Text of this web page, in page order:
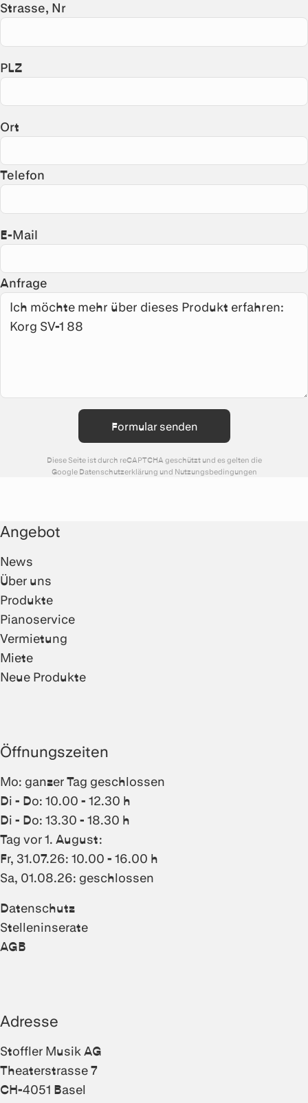
Strasse, Nr
PLZ
Ort
Telefon
E-Mail
Anfrage
Formular senden
Diese Seite ist durch reCAPTCHA geschützt und es gelten die
Google Datenschutzerklärung und Nutzungsbedingungen
Angebot
News
Über uns
Produkte
Pianoservice
Vermietung
Miete
Neue Produkte
Öffnungszeiten
Mo: ganzer Tag geschlossen
Di - Do: 10.00 - 12.30 h
Di - Do: 13.30 - 18.30 h
Tag vor 1. August:
Fr, 31.07.26: 10.00 - 16.00 h
Sa, 01.08.26: geschlossen
Datenschutz
Stelleninserate
AGB
Adresse
Stoffler Musik AG
Theaterstrasse 7
CH-4051 Basel